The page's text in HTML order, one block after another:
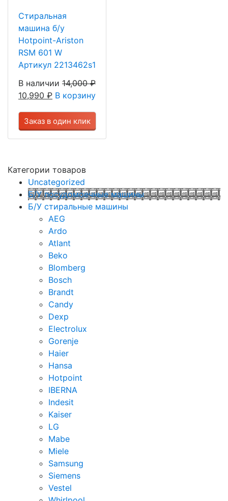
Стиральная
машина б/у
Hotpoint-Ariston
RSM 601 W
Артикул 2213462s1
В наличии 14,000₽
10,990 ₽ В корзину
Заказ в один клик
Категории товаров
Uncategorized
Б/У посудомоечные машины
Б/У стиральные машины
AEG
Ardo
Atlant
Beko
Blomberg
Bosch
Brandt
Candy
Dexp
Electrolux
Gorenje
Haier
Hansa
Hotpoint
IBERNA
Indesit
Kaiser
LG
Mabe
Miele
Samsung
Siemens
Vestel